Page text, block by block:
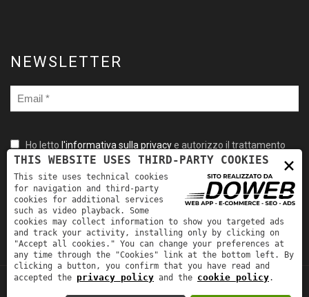
NEWSLETTER
Ho letto l'informativa sulla privacye autorizzo il trattamento
dei miei dati personali per le finalità ivi indicate. *
Fra-Mar Srl | P.IVA: 00981530231 | REA:
×
THIS WEBSITE USES THIRD-PARTY COOKIES
This site uses technical cookies
for navigation and third-party
cookies for additional services
such as video playback. Some
cookies may collect information to show you targeted ads
and track your activity, installing only by clicking on
"Accept all cookies." You can change your preferences at
any time through the "Cookies" link at the bottom left. By
clicking a button, you confirm that you have read and
accepted the privacy policy and the cookie policy.